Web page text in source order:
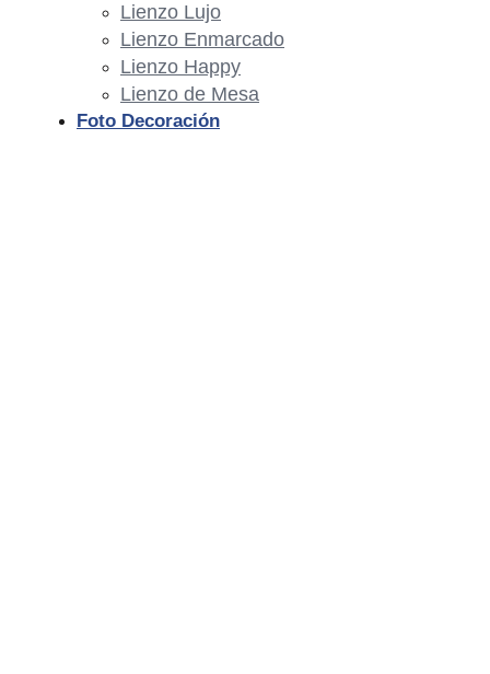
Lienzo Lujo
Lienzo Enmarcado
Lienzo Happy
Lienzo de Mesa
Foto Decoración